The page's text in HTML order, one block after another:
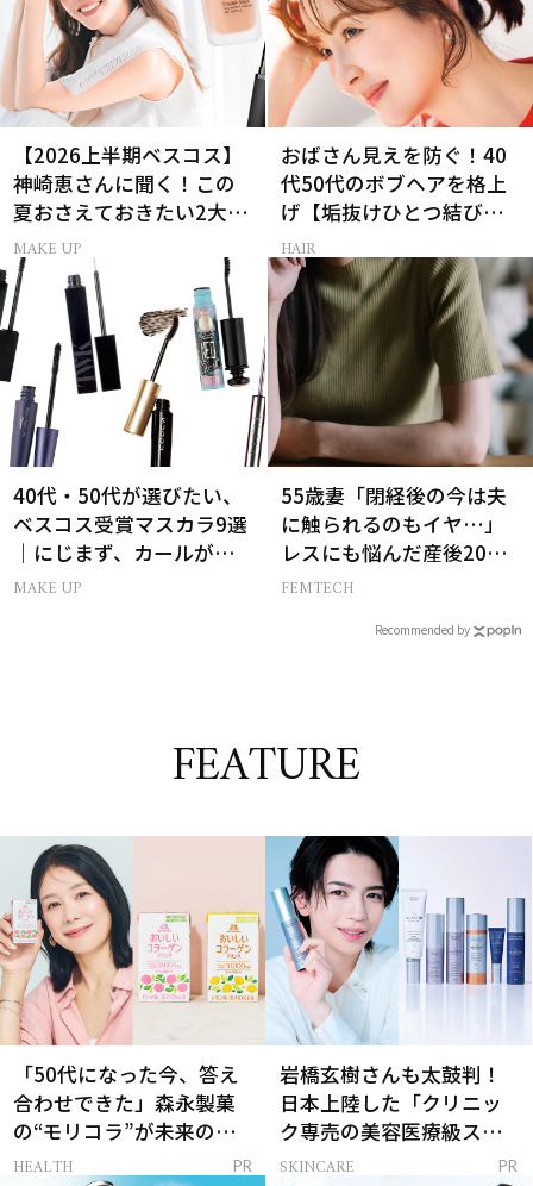
【2026上半期ベスコス】
神崎恵さんに聞く！この
夏おさえておきたい2大メ
イクトレンド
MAKE UP
おばさん見えを防ぐ！40
代50代のボブヘアを格上
げ【垢抜けひとつ結び】
のルール
HAIR
40代・50代が選びたい、
ベスコス受賞マスカラ9選
｜にじまず、カールが続
く名品
MAKE UP
55歳妻「閉経後の今は夫
に触られるのもイヤ…」
レスにも悩んだ産後20年
の葛藤
FEMTECH
Recommended by
FEATURE
「50代になった今、答え
合わせできた」森永製菓
の“モリコラ”が未来のキ
レイを連れてくる！
HEALTH PR
岩橋玄樹さんも太鼓判！
日本上陸した「クリニッ
ク専売の美容医療級スキ
ンケア」
SKINCARE PR